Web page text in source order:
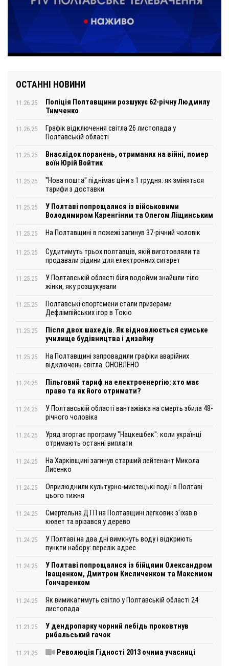
ОСТАННІ НОВИНИ
11.26.25
Поліція Полтавщини розшукує 62-річну Людмилу
Тимченко
11.26.25
Графік відключення світла 26 листопада у
Полтавській області
11.25.25
Внаслідок поранень, отриманих на війні, помер
воїн Юрій Войтик
11.25.25
"Нова пошта" піднімає ціни з 1 грудня: як зміняться
тарифи з доставки
11.25.25
У Полтаві попрощалися із військовими
Володимиром Каренгіним та Олегом Ліщинським
11.25.25 На Полтавщині в пожежі загинув 37-річний чоловік
11.25.25
Судитимуть трьох полтавців, якій виготовляли та
продавали рідини для електронних сигарет
11.25.25
У Полтавській області біля водойми знайшли тіло
жінки, яку розшукували
11.25.25
Полтавські спортсмени стали призерами
Дефлімпійських ігор в Токіо
11.25.25
Після двох шахедів. Як відновлюється сумське
училище будівництва і дизайну
11.25.25
На Полтавщині запровадили графіки аварійних
відключень світла. ОНОВЛЕНО
11.24.25
Пільговий тариф на електроенергію: хто має
право та як його отримати?
11.24.25
У Полтавській області вантажівка на смерть збила 48-
річного чоловіка
11.24.25
Уряд згортає програму "Нацкешбек": коли українці
отримають останні виплати
11.24.25
На Харківщині загинув старший лейтенант Микола
Лисенко
11.24.25
Оприлюднили культурно-мистецькі події в Полтаві
цього тижня
11.24.25
Смертельна ДТП на Полтавщині легковик з‘їхав в
кювет та врізався у дерево
11.24.25
У Полтаві на два дні вимкнуть воду і відкриють
пункти набору: перелік адрес
11.24.25
У Полтаві попрощалися із бійцями Олександром
Іващенком, Дмитром Кисличенком та Максимом
Гончаренком
11.24.25
Як вимикатимуть світло у Полтавській області 24
листопада
11.21.25
У дендропарку чорний лебідь проковтнув
рибальський гачок
11.21.25 Революція Гідності 2013 очима учасниці